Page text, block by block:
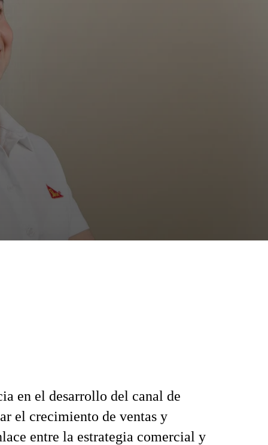
en el desarrollo del canal de
el crecimiento de ventas y
entre la estrategia comercial y